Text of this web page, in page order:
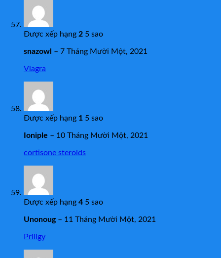
Được xếp hạng 2 5 sao
snazowl – 7 Tháng Mười Một, 2021
Viagra
Được xếp hạng 1 5 sao
Ioniple – 10 Tháng Mười Một, 2021
cortisone steroids
Được xếp hạng 4 5 sao
Unonoug – 11 Tháng Mười Một, 2021
Priligy